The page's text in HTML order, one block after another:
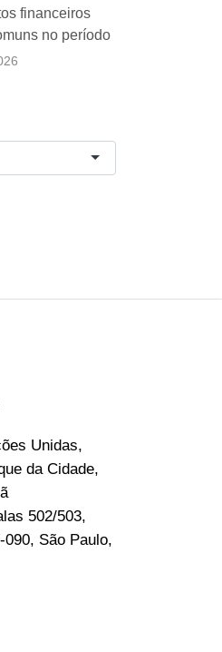
financeiros
no período
Unidas,
da Cidade,
502/503,
090, São Paulo,